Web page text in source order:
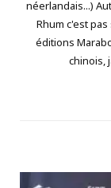
néerlandais...)
Rhum c'est
éditions
chinois,